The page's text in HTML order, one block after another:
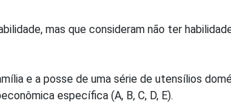
mas que consideram não ter
e a posse de uma série de utensílios
específica (A, B, C, D, E).